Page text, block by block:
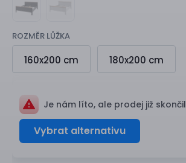
ROZMĚR LŮŽKA
160x200 cm 180x200 cm
Je nám líto, ale prodej již skončil
Vybrat alternativu